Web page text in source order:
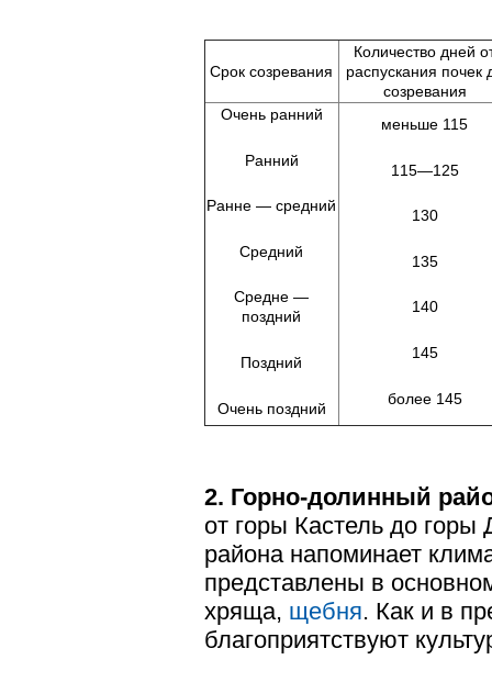
Срок созревания
Количество дней
распускания почек
созревания
Очень ранний
Ранний
Ранне — средний
Средний
Средне —
поздний
Поздний
Очень поздний
меньше 115
115—125
130
135
140
145
более 145
2. Горно-долинный
от горы Кастель до
райо­на напоминает
представлены в
хряща, щебня. Как и в
благоприятствуют